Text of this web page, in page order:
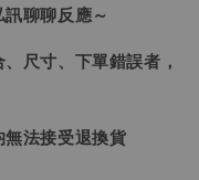
聊聊反應～
尺寸、下單錯誤者，
法接受退換貨